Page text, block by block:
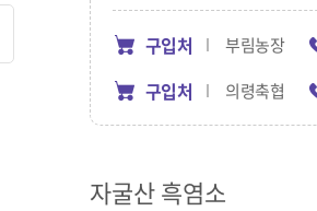
구입처 부림농장
구입처 의령축협
자굴산 흑염소